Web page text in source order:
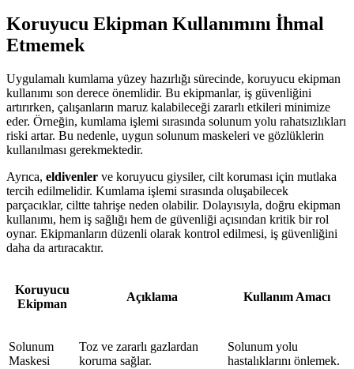
Koruyucu Ekipman Kullanımını İhmal
Etmemek
Uygulamalı kumlama yüzey hazırlığı sürecinde, koruyucu ekipman
kullanımı son derece önemlidir. Bu ekipmanlar, iş güvenliğini
artırırken, çalışanların maruz kalabileceği zararlı etkileri minimize
eder. Örneğin, kumlama işlemi sırasında solunum yolu rahatsızlıkları
riski artar. Bu nedenle, uygun solunum maskeleri ve gözlüklerin
kullanılması gerekmektedir.
Ayrıca, eldivenler ve koruyucu giysiler, cilt koruması için mutlaka
tercih edilmelidir. Kumlama işlemi sırasında oluşabilecek
parçacıklar, ciltte tahrişe neden olabilir. Dolayısıyla, doğru ekipman
kullanımı, hem iş sağlığı hem de güvenliği açısından kritik bir rol
oynar. Ekipmanların düzenli olarak kontrol edilmesi, iş güvenliğini
daha da artıracaktır.
Koruyucu
Ekipman
Açıklama Kullanım Amacı
Solunum
Maskesi
Toz ve zararlı gazlardan
koruma sağlar.
Solunum yolu
hastalıklarını önlemek.